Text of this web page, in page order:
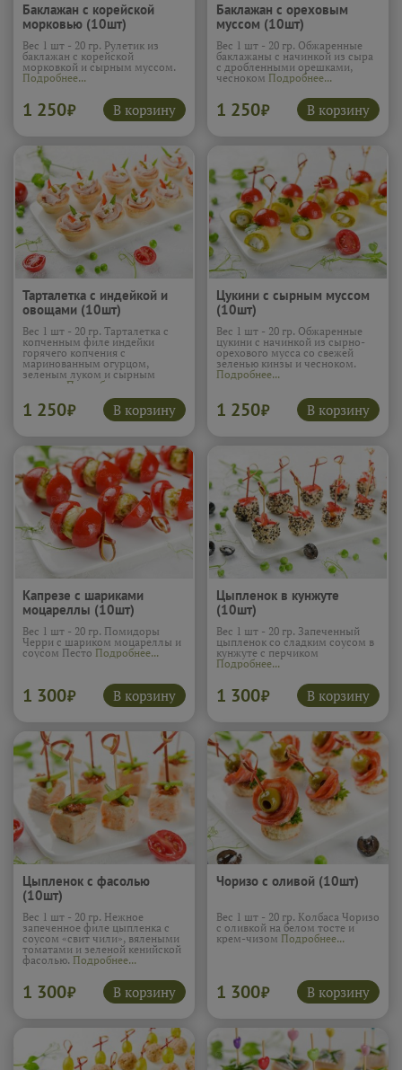
Баклажан с корейской
морковью (10шт)
Вес 1 шт - 20 гр. Рулетик из
баклажан с корейской
морковкой и сырным муссом.
Подробнее...
1 250₽ В корзину
Баклажан с ореховым
муссом (10шт)
Вес 1 шт - 20 гр. Обжаренные
баклажаны с начинкой из сыра
с дробленными орешками,
чесноком Подробнее...
1 250₽ В корзину
Тарталетка с индейкой и
овощами (10шт)
Вес 1 шт - 20 гр. Тарталетка с
копченным филе индейки
горячего копчения с
маринованным огурцом,
зеленым луком и сырным
Подробнее...
1 250₽ В корзину
Цукини с сырным муссом
(10шт)
Вес 1 шт - 20 гр. Обжаренные
цукини с начинкой из сырно-
орехового мусса со свежей
зеленью кинзы и чесноком.
Подробнее...
1 250₽ В корзину
Капрезе с шариками
моцареллы (10шт)
Вес 1 шт - 20 гр. Помидоры
Черри с шариком моцареллы и
соусом Песто Подробнее...
1 300₽ В корзину
Цыпленок в кунжуте
(10шт)
Вес 1 шт - 20 гр. Запеченный
цыпленок со сладким соусом в
кунжуте с перчиком
Подробнее...
1 300₽ В корзину
Цыпленок с фасолью
(10шт)
Вес 1 шт - 20 гр. Нежное
запеченное филе цыпленка с
соусом «свит чили», вялеными
томатами и зеленой кенийской
фасолью. Подробнее...
1 300₽ В корзину
Чоризо с оливой (10шт)
Вес 1 шт - 20 гр. Колбаса Чоризо
с оливкой на белом тосте и
крем-чизом Подробнее...
1 300₽ В корзину